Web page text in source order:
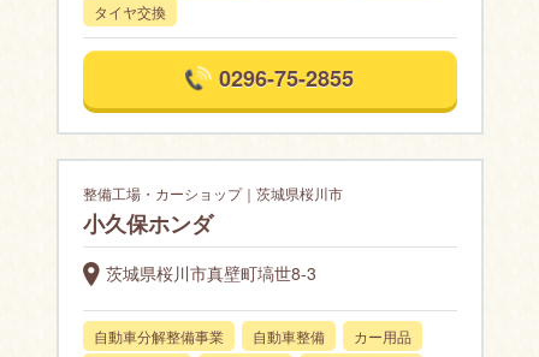
タイヤ交換
0296-75-2855
整備工場・カーショップ｜茨城県桜川市
小久保ホンダ
茨城県桜川市真壁町塙世8-3
自動車分解整備事業 自動車整備
カー用品